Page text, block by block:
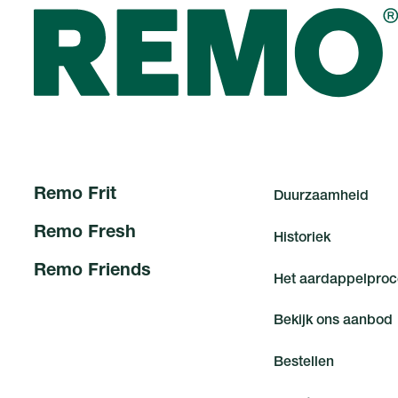
Remo Frit
Remo Fresh
Remo Friends
Duurzaamheid
Historiek
Het aardappelproc
Bekijk ons aanbod
Bestellen